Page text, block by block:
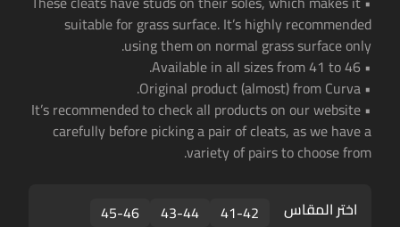
suitable for grass surface. It’s highly recommended
using them on normal grass surface only.
• Available in all sizes from 41 to 46.
• Original product (almost) from Curva.
• It’s recommended to check all products on our website
carefully before picking a pair of cleats, as we have a
variety of pairs to choose from.
اختر المقاس 41-42
43-44
45-46